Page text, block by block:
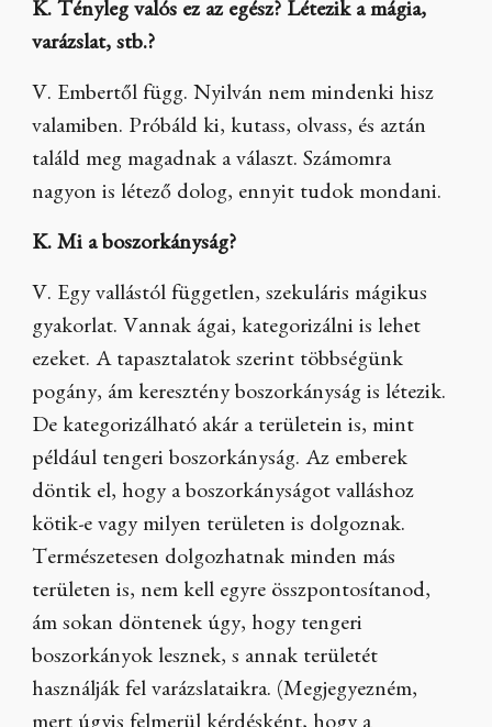
K. Tényleg valós ez az egész? Létezik a mágia,
varázslat, stb.?
V. Embertől függ. Nyilván nem mindenki hisz
valamiben. Próbáld ki, kutass, olvass, és aztán
találd meg magadnak a választ. Számomra
nagyon is létező dolog, ennyit tudok mondani.
K. Mi a boszorkányság?
V. Egy vallástól független, szekuláris mágikus
gyakorlat. Vannak ágai, kategorizálni is lehet
ezeket. A tapasztalatok szerint többségünk
pogány, ám keresztény boszorkányság is létezik.
De kategorizálható akár a területein is, mint
például tengeri boszorkányság. Az emberek
döntik el, hogy a boszorkányságot valláshoz
kötik-e vagy milyen területen is dolgoznak.
Természetesen dolgozhatnak minden más
területen is, nem kell egyre összpontosítanod,
ám sokan döntenek úgy, hogy tengeri
boszorkányok lesznek, s annak területét
használják fel varázslataikra. (Megjegyezném,